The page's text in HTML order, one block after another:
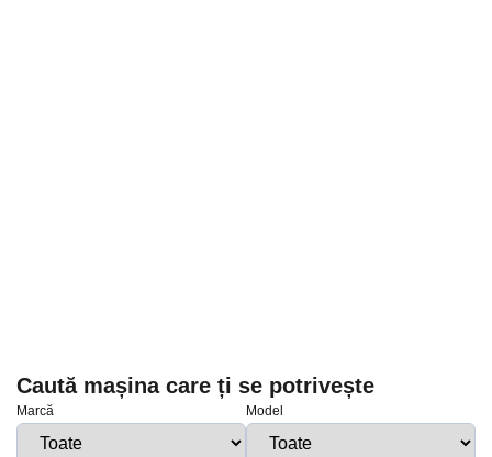
Caută mașina care ți se potrivește
Marcă Model